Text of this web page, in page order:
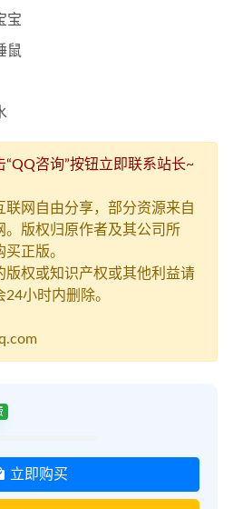
宝
鼠
咨询”按钮立即联系站长~
联网自由分享，部分资源来自
。版权归原作者及其公司所
正版。
版权或知识产权或其他利益请
小时内删除。
立即购买